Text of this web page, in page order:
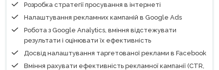
Розробка стратегії просування в інтернеті
Налаштування рекламних кампаній в Google Ads
Робота з Google Analytics, вміння відстежувати
результати і оцінювати їх ефективність
Досвід налаштування таргетованої реклами в Facebook
Вміння рахувати ефективність рекламної кампанії (CTR,